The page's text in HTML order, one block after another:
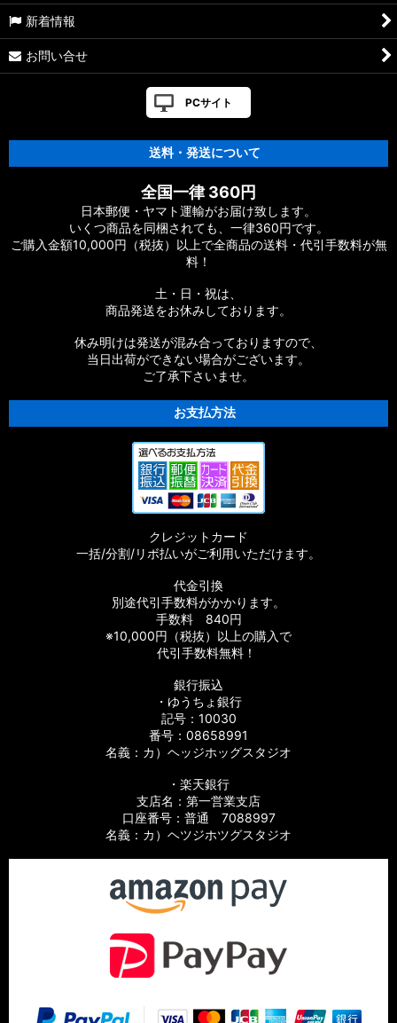
新着情報
お問い合せ
PCサイト
送料・発送について
全国一律 360円
日本郵便・ヤマト運輸がお届け致します。
いくつ商品を同梱されても、一律360円です。
ご購入金額10,000円（税抜）以上で全商品の送料・代引手数料が無
料！
土・日・祝は、
商品発送をお休みしております。
休み明けは発送が混み合っておりますので、
当日出荷ができない場合がございます。
ご了承下さいませ。
お支払方法
クレジットカード
一括/分割/リボ払いがご利用いただけます。
代金引換
別途代引手数料がかかります。
手数料 840円
※10,000円（税抜）以上の購入で
代引手数料無料！
銀行振込
・ゆうちょ銀行
記号：10030
番号：08658991
名義：カ）ヘッジホッグスタジオ
・楽天銀行
支店名：第一営業支店
口座番号：普通 7088997
名義：カ）ヘツジホツグスタジオ